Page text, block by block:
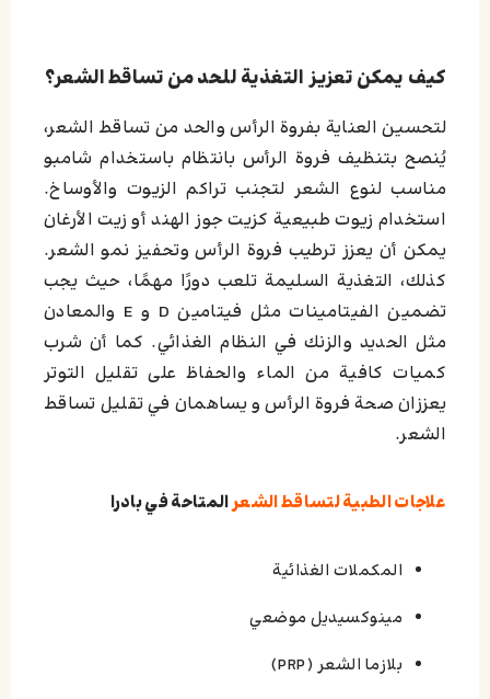
كيف يمكن تعزيز التغذية للحد من تساقط الشعر؟
لتحسين العناية بفروة الرأس والحد من تساقط الشعر،
يُنصح بتنظيف فروة الرأس بانتظام باستخدام شامبو
مناسب لنوع الشعر لتجنب تراكم الزيوت والأوساخ.
استخدام زيوت طبيعية كزيت جوز الهند أو زيت الأرغان
يمكن أن يعزز ترطيب فروة الرأس وتحفيز نمو الشعر.
كذلك، التغذية السليمة تلعب دورًا مهمًا، حيث يجب
تضمين الفيتامينات مثل فيتامين D و E والمعادن
مثل الحديد والزنك في النظام الغذائي. كما أن شرب
كميات كافية من الماء والحفاظ على تقليل التوتر
يعززان صحة فروة الرأس و يساهمان في تقليل تساقط
الشعر.
علاجات الطبية لتساقط الشعرالمتاحة في بادرا
المكملات الغذائية
مينوكسيديل موضعي
بلازما الشعر (PRP)